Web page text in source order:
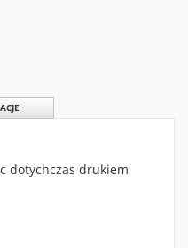
dotychczas drukiem